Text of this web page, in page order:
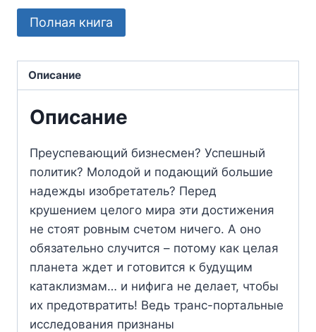
Полная книга
Описание
Описание
Преуспевающий бизнесмен? Успешный
политик? Молодой и подающий большие
надежды изобретатель? Перед
крушением целого мира эти достижения
не стоят ровным счетом ничего. А оно
обязательно случится – потому как целая
планета ждет и готовится к будущим
катаклизмам… и нифига не делает, чтобы
их предотвратить! Ведь транс-портальные
исследования признаны